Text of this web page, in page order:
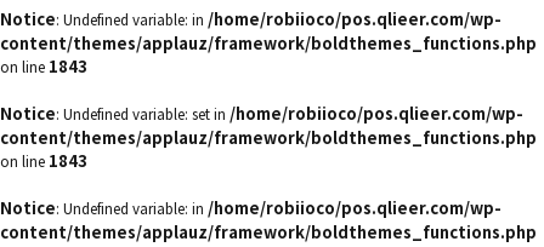
Notice: Undefined variable: in /home/robiioco/pos.qlieer.com/wp-
content/themes/applauz/framework/boldthemes_functions.php
on line 1843
Notice: Undefined variable: set in /home/robiioco/pos.qlieer.com/wp-
content/themes/applauz/framework/boldthemes_functions.php
on line 1843
Notice: Undefined variable: in /home/robiioco/pos.qlieer.com/wp-
content/themes/applauz/framework/boldthemes_functions.php